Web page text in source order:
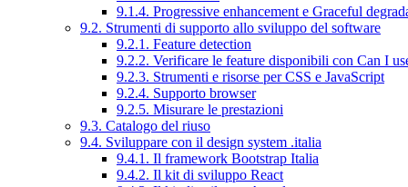
9.1.4. Progressive enhancement e Graceful
9.2. Strumenti di supporto allo sviluppo del software
9.2.1. Feature detection
9.2.2. Verificare le feature disponibili con Can I
9.2.3. Strumenti e risorse per CSS e JavaScript
9.2.4. Supporto browser
9.2.5. Misurare le prestazioni
9.3. Catalogo del riuso
9.4. Sviluppare con il design system .italia
9.4.1. Il framework Bootstrap Italia
9.4.2. Il kit di sviluppo React